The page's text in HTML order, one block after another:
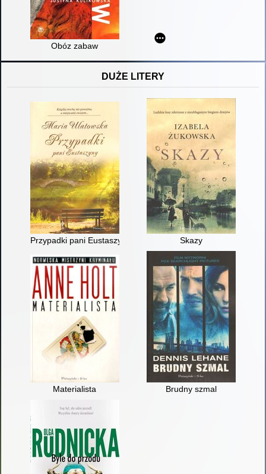
Obóz zabaw
DUŻE LITERY
Przypadki pani Eustaszyny Skazy
Materialista Brudny szmal